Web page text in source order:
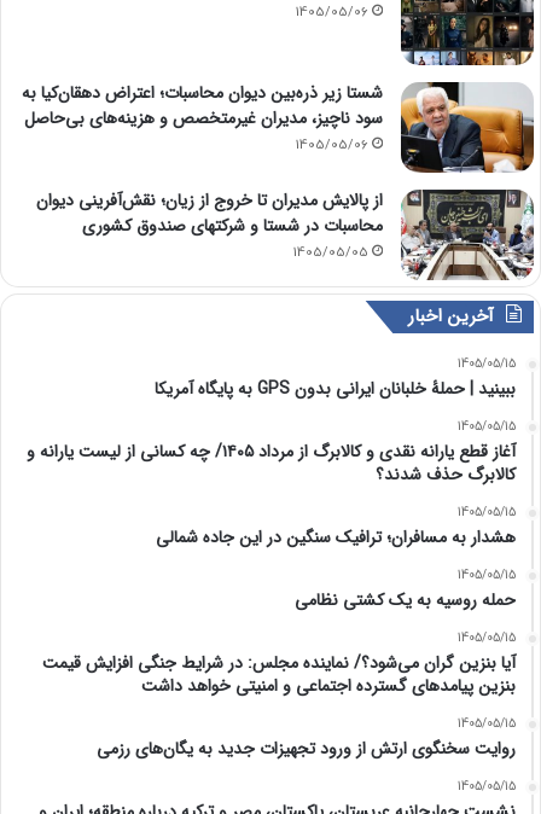
1405/05/06
شستا زیر ذره‌بین دیوان محاسبات؛ اعتراض دهقان‌کیا به
سود ناچیز، مدیران غیرمتخصص و هزینه‌های بی‌حاصل
1405/05/06
از پالایش مدیران تا خروج از زیان؛ نقش‌آفرینی دیوان
محاسبات در شستا و شرکتهای صندوق کشوری
1405/05/05
آخرین اخبار
1405/05/15
ببینید | حملۀ خلبانان ایرانی بدون GPS به پایگاه آمریکا
1405/05/15
آغاز قطع یارانه نقدی و کالابرگ از مرداد ۱۴۰۵/ چه کسانی از لیست یارانه و
کالابرگ حذف شدند؟
1405/05/15
هشدار به مسافران؛ ترافیک سنگین در این جاده شمالی
1405/05/15
حمله روسیه به یک کشتی نظامی
1405/05/15
آیا بنزین گران می‌شود؟/ نماینده مجلس: در شرایط جنگی افزایش قیمت
بنزین پیامدهای گسترده اجتماعی و امنیتی خواهد داشت
1405/05/15
روایت سخنگوی ارتش از ورود تجهیزات جدید به یگان‌های رزمی
1405/05/15